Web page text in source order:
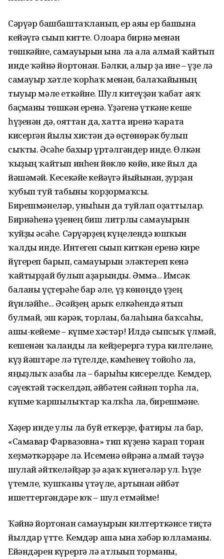
Сәрүәр башбаштаҡланып, ер аяғы ер башына
кейәүгә сығып китте. Олоғара бирнә менән
төшкәйне, самауырын ғына ла ала алмай ҡайтып
инде ҡәйнә йортонан. Бәлки, алыр ҙа ине – үҙе лә
самауыр хәтле ҡорһаҡ менән, балаҡайының
тыуыр мәле еткәйне. Шул китеүҙән ҡабат аяҡ
баҫманы төш­кән еренә. Үҙәгенә үткәне кеше
һүҙенән дә, ояттан да, хатта иренә ҡарата
кисергән йылы хистән дә өҫтөнөрәк булып
сыҡты. Әсәһе бахыр үртәлгәндер инде. Өлкән
ҡыҙың ҡайтып инһен йөклө көйө, ике йыл да
йәшәмәй. Кесекәйе кейәүгә йыйынған, ҙурҙан
ҡубып туй табыны ҡорҙор­маҡсы.
Бирешмәнеләр, уныһын да туйлап оҙаттылар.
Бирнәһенә үҙенең биш литрлы самауырын
ҡуйҙы әсәһе. Сәрүәрҙең күңелендә юшҡын
ҡалды инде. Интегеп сығып киткән еренә кире
йүгереп барып, самауырын эләктереп кенә
ҡайтырҙай булып аҙа­рынды. Әммә... Имсәк
баланы үҫтерәһе бар әле, үҙ көнөңдө үҙең
йүнләйһе... Әсәйҙең арыҡ елкәһендә ятып
булмай, эш кәрәк, торлағы, балаһына баҡсаһы,
ашы-кейеме – күпме хәстәр! Илдә сыпсыҡ үлмәй,
кешенән ҡалғанды ла кейҙерергә тура килгеләне,
күҙ йәштә­ре лә түгелде, кәмһенеү тойғоһо ла,
яңғыҙлыҡ ғазабы ла – барыһы кисерелде. Кемдер,
сәүектәй тәскелдәп, ғәйбәтен сәйнәп торһа ла,
күпме ҡаршылыҡтар ҡалҡһа ла, бирешмәне.
Хәҙер инде улы ла буй еткерҙе, фатиры ла бар,
«Самавар Фарвазовна» тип күҙенә ҡарап торған
хеҙмәткәр­ҙәре лә. Исеменә өйрәнә алмай тәүҙә
шулай әйткеләйҙәр ҙә аҙаҡ күнегәләр ул. Һүҙе
үтемле, ҡушҡаны үтәүле, артынан ғәйбәт
ишеттергәндәре юҡ – шул етмәйме!
Ҡәйнә йортонан самауырын кил­терткәнсе тиҫтә
йылдар үтте. Кемдәр аша ғына хәбәр юлламаны.
Ейәндәрен күрергә лә атлығып торманы,